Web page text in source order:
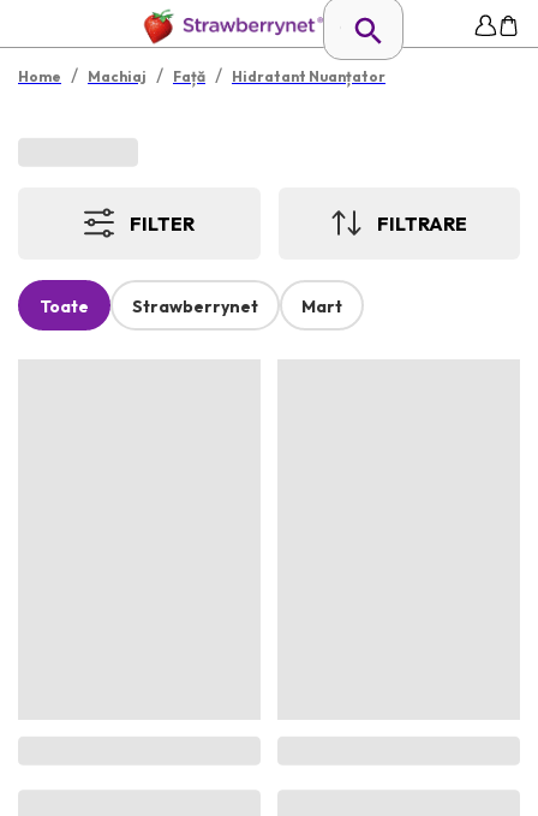
Home / Machiaj / Față / Hidratant Nuanțator
FILTER FILTRARE
Toate Strawberrynet Mart